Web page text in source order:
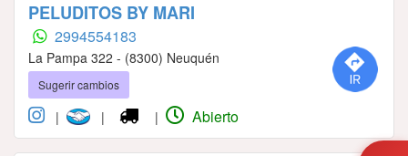
PELUDITOS BY MARI
2994554183
La Pampa 322 - (8300) Neuquén
Sugerir cambios
| | | Abierto